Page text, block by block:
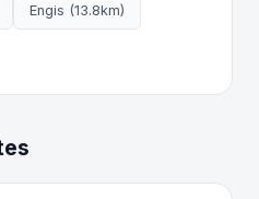
Engis (13.8km)